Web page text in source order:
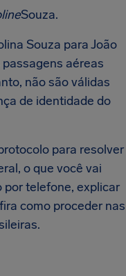
Souza.
Souza para João
aéreas
não são válidas
de identidade do
para resolver
o que você vai
telefone, explicar
como proceder nas